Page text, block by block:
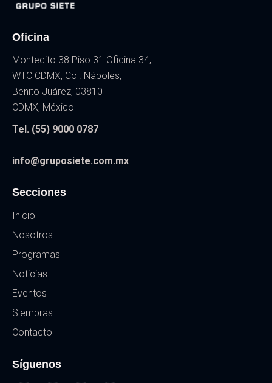
Oficina
Montecito 38 Piso 31 Oficina 34,
WTC CDMX, Col. Nápoles,
Benito Juárez, 03810
CDMX, México
Tel. (55) 9000 0787
info@gruposiete.com.mx
Secciones
Inicio
Nosotros
Programas
Noticias
Eventos
Siembras
Contacto
Síguenos